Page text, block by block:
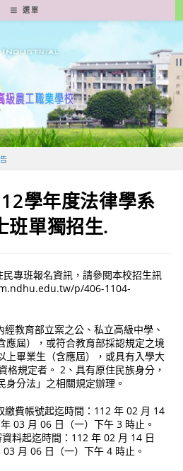
選單
學年度法律學系
班單獨招生.
專班報名資訊，請參閱本校招生訊
p/406-1104-
教育部立案之公、私立高級中學、
應屆），或符合教育部採認規定之境
上畢業生（含應屆），或具有入學大
格規定者。 2、具有原住民族身分，
分法」之相關規定辦理。
繳費帳號起迄時間：112 年 02 月 14
03 月 06 日（一）下午 3 時止。
料起迄時間：112 年 02 月 14 日
03 月 06 日（一）下午 4 時止。